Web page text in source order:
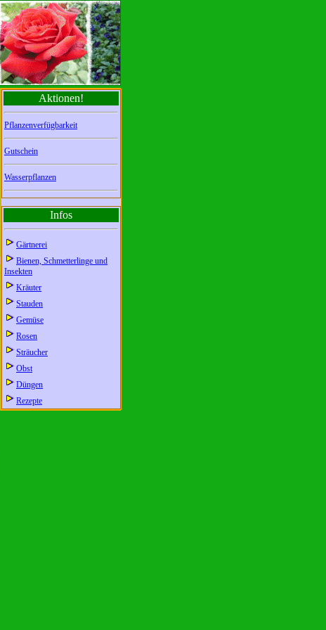
Aktionen!
Pflanzenverfügbarkeit
Gutschein
Wasserpflanzen
Infos
Gärtnerei
Bienen, Schmetterlinge und
Insekten
Kräuter
Stauden
Gemüse
Rosen
Sträucher
Obst
Düngen
Rezepte